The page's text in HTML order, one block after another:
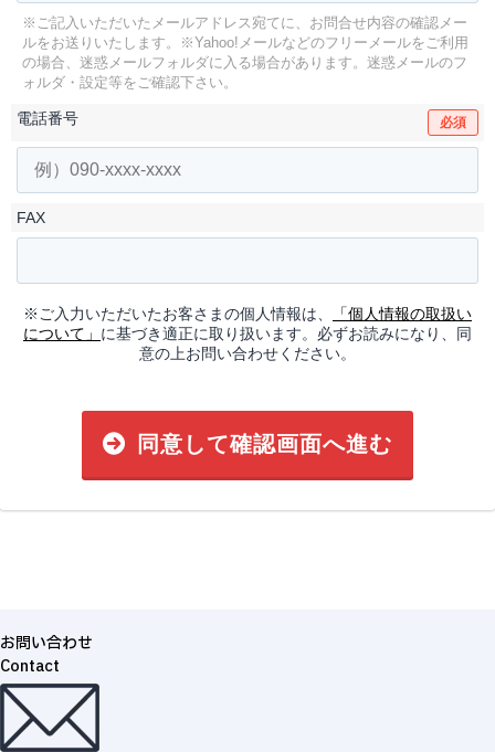
※ご記入いただいたメールアドレス宛てに、お問合せ内容の確認メー
ルをお送りいたします。
※Yahoo!メールなどのフリーメールをご利用
の場合、迷惑メールフォルダに入る場合があります。 迷惑メールのフ
ォルダ・設定等をご確認下さい。
電話番号 必須
FAX
※ご入力いただいたお客さまの個人情報は、
「個人情報の取扱い
について」 に基づき適正に取り扱います。必ずお読みになり、同
意の上お問い合わせください。
同意して確認画面へ進む
お問い合わせ
Contact